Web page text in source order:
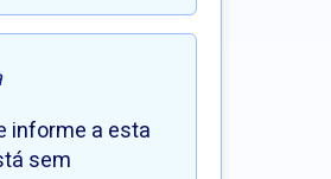
informe a esta
sem